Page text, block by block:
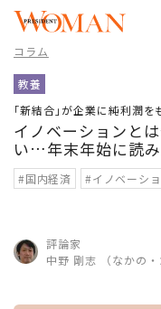
コラム
教養
｢新結合｣が企業に純利潤を
イノベーションと
い…年末年始に読
#国内経済 #イノベーシ
評論家
中野 剛志 （なかの・